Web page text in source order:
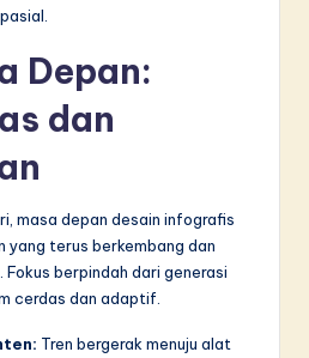
Depan:
dan
masa depan desain infografis
yang terus berkembang dan
Fokus berpindah dari generasi
cerdas dan adaptif.
Tren bergerak menuju alat